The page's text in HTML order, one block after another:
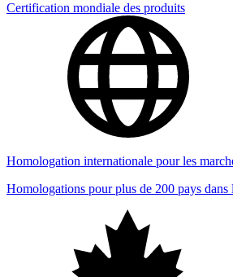
Certification mondiale des produits
Homologation internationale pour les
Homologations pour plus de 200 pays dans